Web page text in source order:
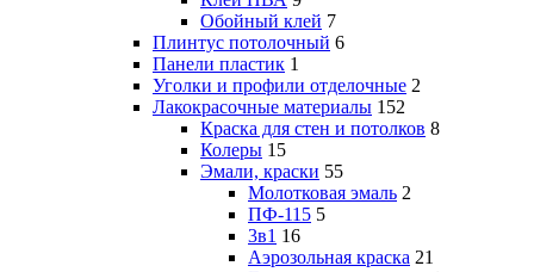
Обойный клей 7
Плинтус потолочный 6
Панели пластик 1
Уголки и профили отделочные 2
Лакокрасочные материалы 152
Краска для стен и потолков 8
Колеры 15
Эмали, краски 55
Молотковая эмаль 2
ПФ-115 5
3в1 16
Аэрозольная краска 21